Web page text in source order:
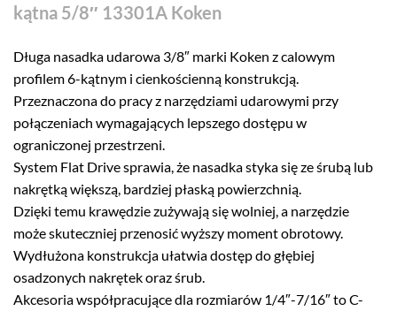
kątna 5/8″ 13301A Koken
Długa nasadka udarowa 3/8″ marki Koken z calowym
profilem 6-kątnym i cienkościenną konstrukcją.
Przeznaczona do pracy z narzędziami udarowymi przy
połączeniach wymagających lepszego dostępu w
ograniczonej przestrzeni.
System Flat Drive sprawia, że nasadka styka się ze śrubą lub
nakrętką większą, bardziej płaską powierzchnią.
Dzięki temu krawędzie zużywają się wolniej, a narzędzie
może skuteczniej przenosić wyższy moment obrotowy.
Wydłużona konstrukcja ułatwia dostęp do głębiej
osadzonych nakrętek oraz śrub.
Akcesoria współpracujące dla rozmiarów 1/4″-7/16″ to C-